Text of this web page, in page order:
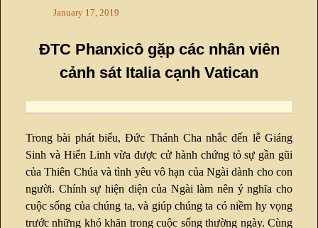
January 17, 2019
ĐTC Phanxicô gặp các nhân viên
cảnh sát Italia cạnh Vatican
Trong bài phát biểu, Đức Thánh Cha nhắc đến lễ Giáng
Sinh và Hiển Linh vừa được cử hành chứng tỏ sự gần gũi
của Thiên Chúa và tình yêu vô hạn của Ngài dành cho con
người. Chính sự hiện diện của Ngài làm nên ý nghĩa cho
cuộc sống của chúng ta, và giúp chúng ta có niềm hy vọng
trước những khó khăn trong cuộc sống thường ngày. Cùng